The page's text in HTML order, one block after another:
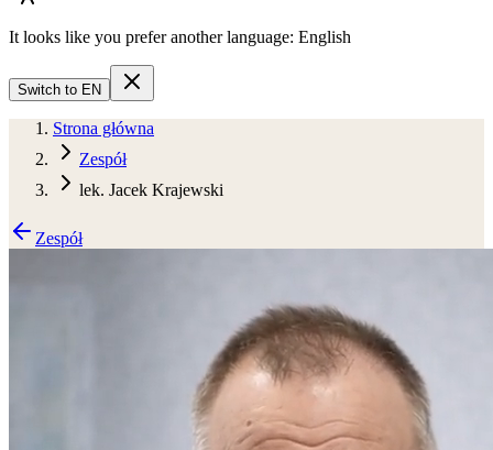
It looks like you prefer another language: English
Switch to EN
Strona główna
Zespół
lek. Jacek Krajewski
Zespół